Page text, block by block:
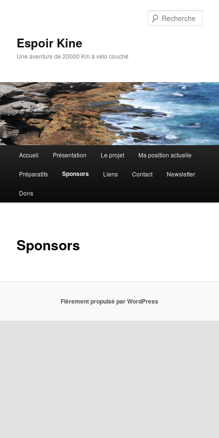
Espoir Kine
Une aventure de 20000 Km à vélo couché
principal
Accueil Présentation Le projet Ma position actuelle
Préparatifs Sponsors Liens Contact Newsletter
Dons
Sponsors
Fièrement propulsé par WordPress